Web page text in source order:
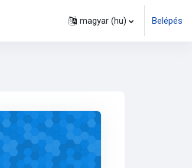
magyar ‎(hu)‎ Belépés